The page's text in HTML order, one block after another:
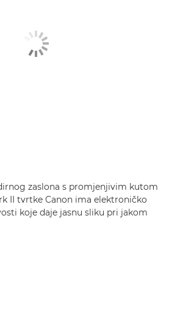
zaslona s promjenjivim kutom
II tvrtke Canon ima elektroničko
koje daje jasnu sliku pri jakom